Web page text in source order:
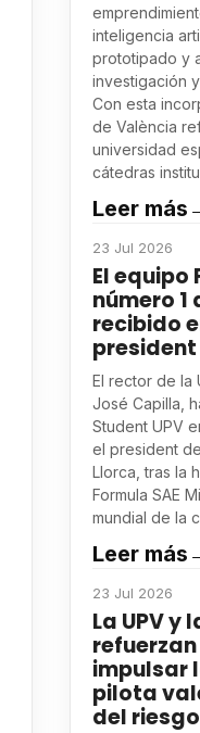
inteligencia
prototipado y
investigación
Con esta
de València
universidad
cátedras
Leer más
23 Jul 2026
El equipo
número
recibido
El rector de la
José Capilla,
Student UPV
el president
Llorca, tras la
Formula SAE
mundial de la
Leer más
23 Jul 2026
La UPV y
impulsar
pilota
del